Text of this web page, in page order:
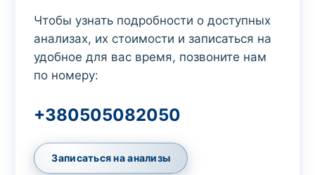
Чтобы узнать подробности о доступных
анализах, их стоимости и записаться на
удобное для вас время, позвоните нам
по номеру:
+380505082050
Записаться на анализы